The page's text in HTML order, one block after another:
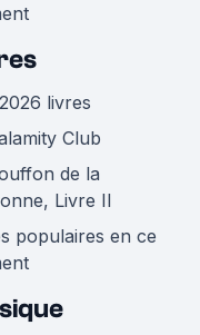
livres
Club
de la
Livre II
populaires en ce